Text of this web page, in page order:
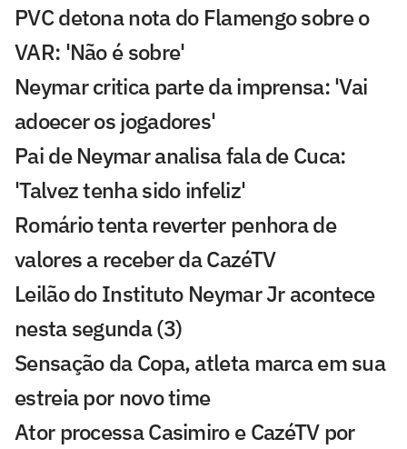
PVC detona nota do Flamengo sobre o
VAR: 'Não é sobre'
Neymar critica parte da imprensa: 'Vai
adoecer os jogadores'
Pai de Neymar analisa fala de Cuca:
'Talvez tenha sido infeliz'
Romário tenta reverter penhora de
valores a receber da CazéTV
Leilão do Instituto Neymar Jr acontece
nesta segunda (3)
Sensação da Copa, atleta marca em sua
estreia por novo time
Ator processa Casimiro e CazéTV por